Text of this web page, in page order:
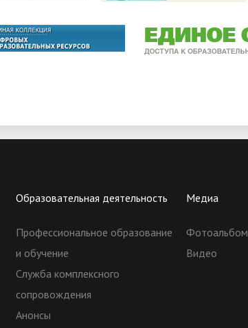
Образовательная деятельность
Профессиональное образование
и обучение
Служба комплексного
сопровождения
Анонсы
Медиа
Видео